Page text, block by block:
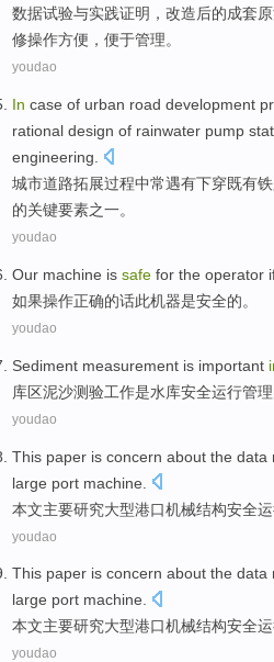
数据试验与实践证明 ， 改造后的成套
修操作方便 ，便于管理。
youdao
In case of urban road development
rational design of rainwater pump
engineering
城市道路拓展过程中常遇有下穿既有
的关键要素之一。
youdao
Our machine is safe for the operator
如果操作正确的话此机器是安全的。
youdao
Sediment measurement is important
库区泥沙测验工作是水库安全运行管理
youdao
This paper is concern about the data
large port machine
本文主要研究大型港口机械结构安全
youdao
This paper is concern about the data
large port machine.
本文主要研究大型港口机械结构安全
youdao